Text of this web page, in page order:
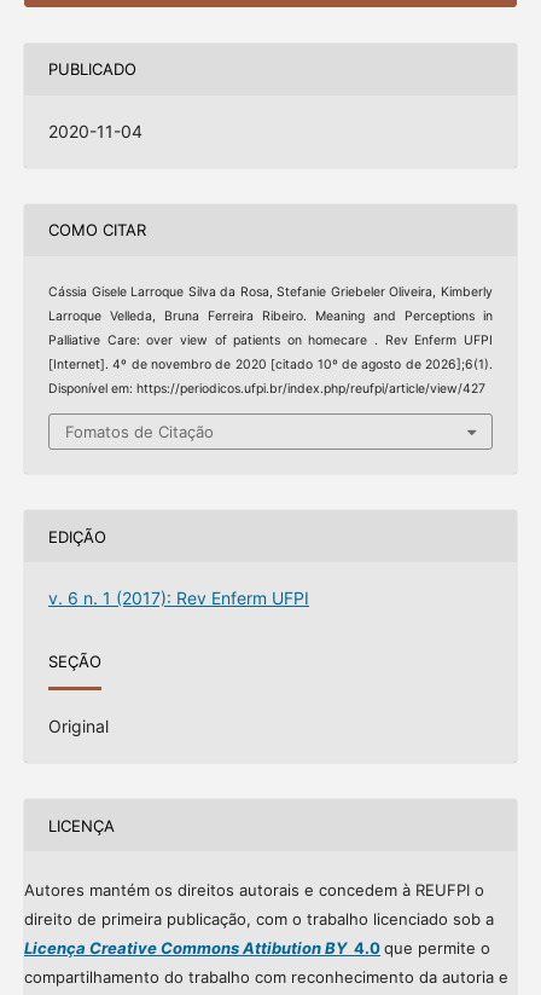
PUBLICADO
2020-11-04
COMO CITAR
Cássia Gisele Larroque Silva da Rosa, Stefanie Griebeler Oliveira, Kimberly
Larroque Velleda, Bruna Ferreira Ribeiro. Meaning and Perceptions in
Palliative Care: over view of patients on homecare . Rev Enferm UFPI
[Internet]. 4º de novembro de 2020 [citado 10º de agosto de 2026];6(1).
Disponível em: https://periodicos.ufpi.br/index.php/reufpi/article/view/427
Fomatos de Citação
EDIÇÃO
v. 6 n. 1 (2017): Rev Enferm UFPI
SEÇÃO
Original
LICENÇA
Autores mantém os direitos autorais e concedem à REUFPI o
direito de primeira publicação, com o trabalho licenciado sob a
Licença Creative Commons Attibution BY4.0que permite o
compartilhamento do trabalho com reconhecimento da autoria e